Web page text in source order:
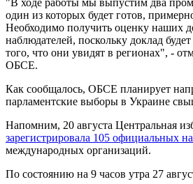
один из которых будет готов,
Необходимо получить оценку наших
наблюдателей, поскольку доклад
того, что они увидят в регионах", -
ОБСЕ.
Как сообщалось, ОБСЕ планирует
парламентские выборы в Украине
Напомним, 20 августа Центральная
зарегистрировала 105 официальных
международных организаций.
По состоянию на 9 часов утра 27